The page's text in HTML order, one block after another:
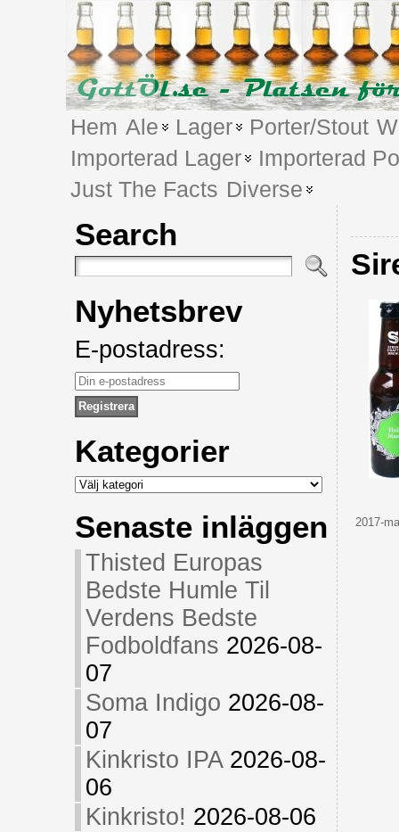
Hem Ale Lager Porter/Stout
Importerad Lager
Importerad
Just The Facts Diverse
Search
Nyhetsbrev
E-postadress:
Kategorier
Kategorier
Senaste inläggen
Thisted Europas
Bedste Humle Til
Verdens Bedste
Fodboldfans 2026-08-
07
Soma Indigo 2026-08-
07
Kinkristo IPA 2026-08-
06
Kinkristo! 2026-08-06
2017-